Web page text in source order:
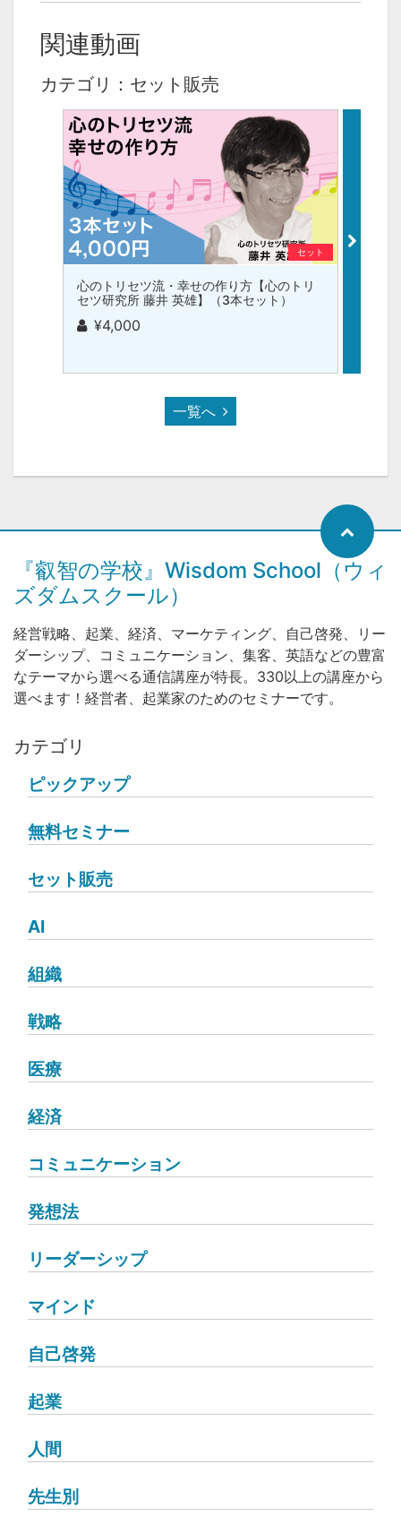
関連動画
カテゴリ：セット販売
セット
心のトリセツ流・幸せの作り方【心のトリ
セツ研究所 藤井 英雄】（3本セット）
¥4,000
一覧へ
『叡智の学校』Wisdom School（ウィ
ズダムスクール）
経営戦略、起業、経済、マーケティング、自己啓発、リー
ダーシップ、コミュニケーション、集客、英語などの豊富
なテーマから選べる通信講座が特長。330以上の講座から
選べます！経営者、起業家のためのセミナーです。
カテゴリ
ピックアップ
無料セミナー
セット販売
AI
組織
戦略
医療
経済
コミュニケーション
発想法
リーダーシップ
マインド
自己啓発
起業
人間
先生別